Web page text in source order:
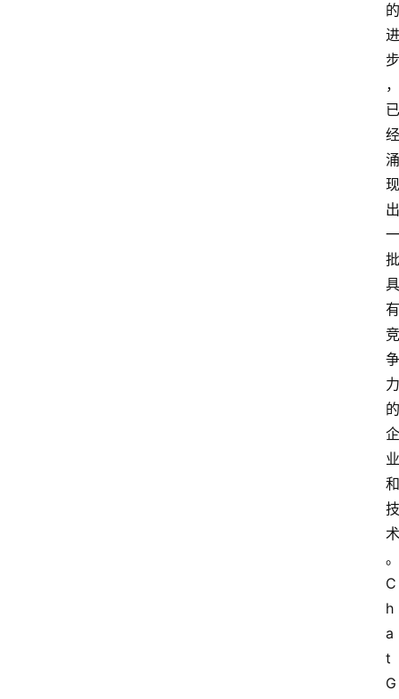
的
进
步
，
已
经
涌
现
出
一
批
具
有
竞
争
力
的
企
业
和
技
术
。
C
h
a
t
G